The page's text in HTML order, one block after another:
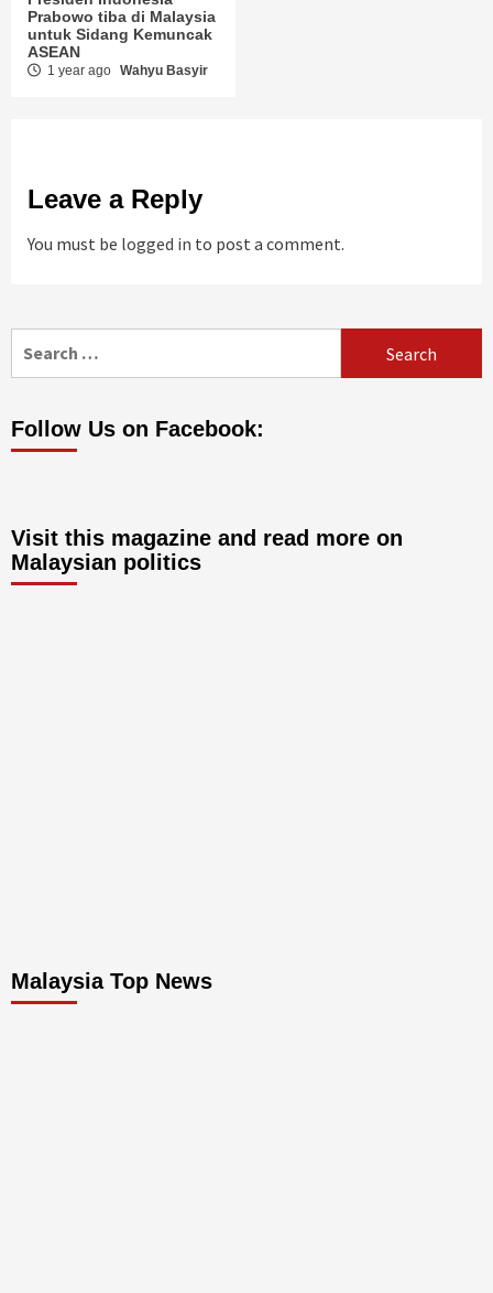
Prabowo tiba di Malaysia
untuk Sidang Kemuncak
ASEAN
1 year ago Wahyu Basyir
Leave a Reply
You must be logged in to post a comment.
Follow Us on Facebook:
Visit this magazine and read more on
Malaysian politics
Malaysia Top News